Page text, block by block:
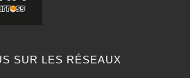
SUR LES RÉSEAUX